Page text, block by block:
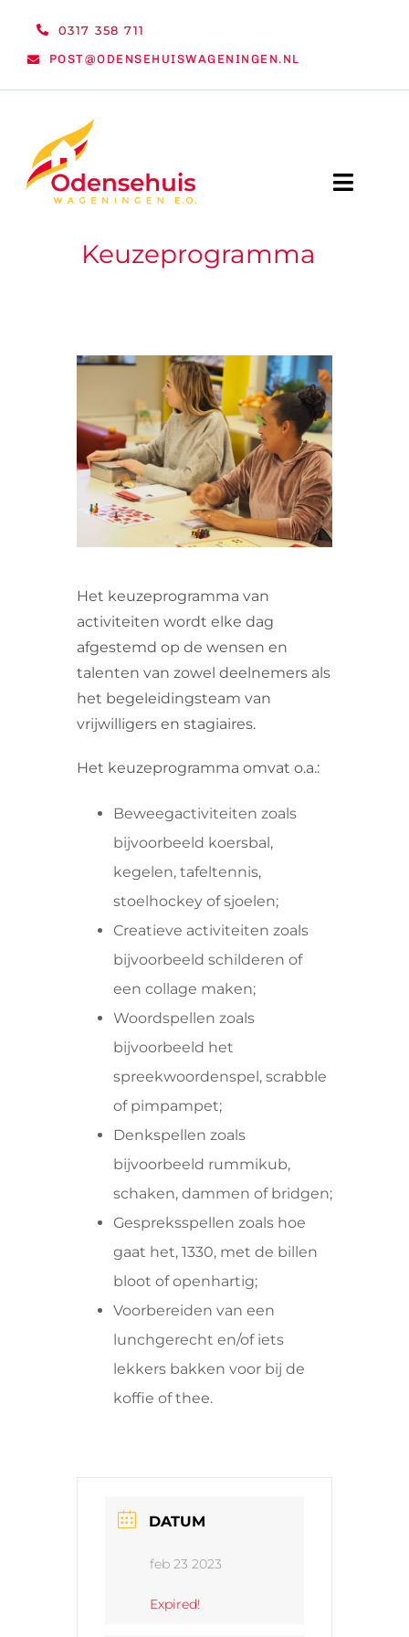
0317 358 711
POST@ODENSEHUISWAGENINGEN.NL
Toggle
WELKOM
VRIJWILLIGERS & STAGIAIRES
Keuzeprogramma
Het keuzeprogramma van
activiteiten wordt elke dag
afgestemd op de wensen en
talenten van zowel deelnemers als
het begeleidingsteam van
vrijwilligers en stagiaires.
Het keuzeprogramma omvat o.a.:
Beweegactiviteiten zoals
bijvoorbeeld koersbal,
kegelen, tafeltennis,
stoelhockey of sjoelen;
Creatieve activiteiten zoals
bijvoorbeeld schilderen of
een collage maken;
Woordspellen zoals
bijvoorbeeld het
spreekwoordenspel, scrabble
of pimpampet;
Denkspellen zoals
bijvoorbeeld rummikub,
schaken, dammen of bridgen;
Gespreksspellen zoals hoe
gaat het, 1330, met de billen
bloot of openhartig;
Voorbereiden van een
lunchgerecht en/of iets
lekkers bakken voor bij de
koffie of thee.
DATUM
feb 23 2023
Expired!